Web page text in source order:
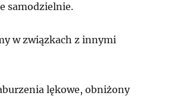
samodzielnie.
w związkach z innymi
lękowe, obniżony